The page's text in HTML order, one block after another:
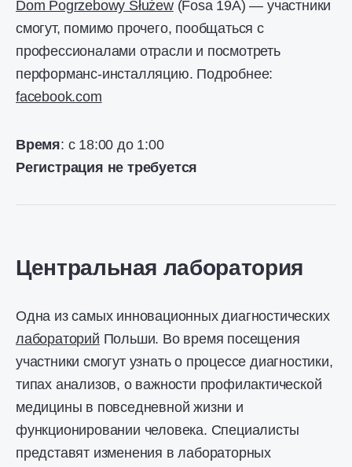
Dom Pogrzebowy Służew(Fosa 19A) — участники
смогут, помимо прочего, пообщаться с
профессионалами отрасли и посмотреть
перформанс-инсталляцию. Подробнее:
facebook.com
Время: с 18:00 до 1:00
Регистрация не требуется
Центральная лаборатория
Одна из самых инновационных диагностических
лабораторий Польши. Во время посещения
участники смогут узнать о процессе диагностики,
типах анализов, о важности профилактической
медицины в повседневной жизни и
функционировании человека. Специалисты
представят изменения в лабораторных